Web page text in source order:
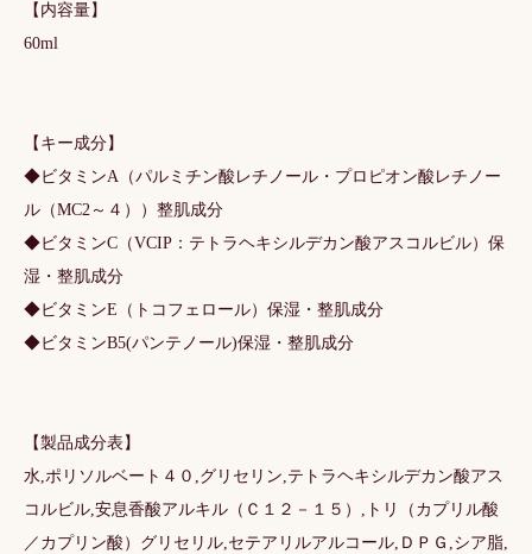
【内容量】
60ml
【キー成分】
◆ビタミンA（パルミチン酸レチノール・プロピオン酸レチノー
ル（MC2～４））整肌成分
◆ビタミンC（VCIP：テトラヘキシルデカン酸アスコルビル）保
湿・整肌成分
◆ビタミンE（トコフェロール）保湿・整肌成分
◆ビタミンB5(パンテノール)保湿・整肌成分
【製品成分表】
水,ポリソルベート４０,グリセリン,テトラヘキシルデカン酸アス
コルビル,安息香酸アルキル（Ｃ１２－１５）,トリ（カプリル酸
／カプリン酸）グリセリル,セテアリルアルコール,ＤＰＧ,シア脂,